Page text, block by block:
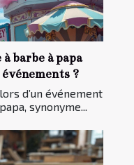
barbe à papa
?
d’un événement
synonyme...